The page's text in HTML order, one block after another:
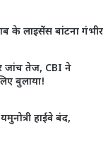
के लाइसेंस बांटना गंभीर
जांच तेज, CBI ने
बुलाया!
हाईवे बंद,